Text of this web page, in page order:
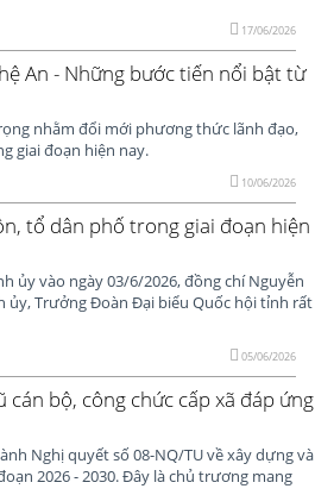
17/06/2026
An - Những bước tiến nổi bật từ
nhằm đổi mới phương thức lãnh đạo,
giai đoạn hiện nay.
10/06/2026
tổ dân phố trong giai đoạn hiện
ủy vào ngày 03/6/2026, đồng chí Nguyễn
ủy, Trưởng Đoàn Đại biểu Quốc hội tỉnh rất
05/06/2026
bộ, công chức cấp xã đáp ứng
Nghị quyết số 08-NQ/TU về xây dựng và
2026 - 2030. Đây là chủ trương mang